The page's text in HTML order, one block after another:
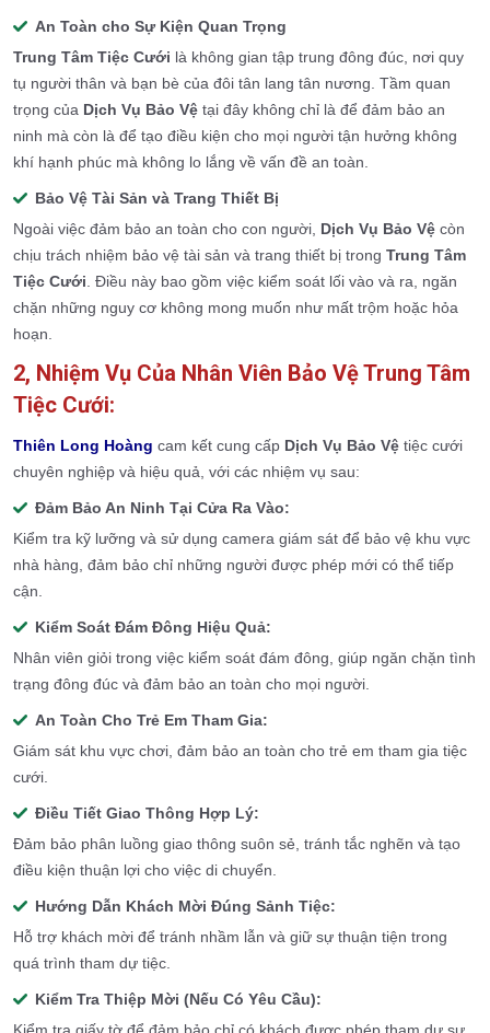
An Toàn cho Sự Kiện Quan Trọng
Trung Tâm Tiệc Cưới là không gian tập trung đông đúc, nơi quy
tụ người thân và bạn bè của đôi tân lang tân nương. Tầm quan
trọng của Dịch Vụ Bảo Vệ tại đây không chỉ là để đảm bảo an
ninh mà còn là để tạo điều kiện cho mọi người tận hưởng không
khí hạnh phúc mà không lo lắng về vấn đề an toàn.
Bảo Vệ Tài Sản và Trang Thiết Bị
Ngoài việc đảm bảo an toàn cho con người, Dịch Vụ Bảo Vệ còn
chịu trách nhiệm bảo vệ tài sản và trang thiết bị trong Trung Tâm
Tiệc Cưới . Điều này bao gồm việc kiểm soát lối vào và ra, ngăn
chặn những nguy cơ không mong muốn như mất trộm hoặc hỏa
hoạn.
2, Nhiệm Vụ Của Nhân Viên Bảo Vệ Trung Tâm
Tiệc Cưới:
Thiên Long Hoàng cam kết cung cấp Dịch Vụ Bảo Vệ tiệc cưới
chuyên nghiệp và hiệu quả, với các nhiệm vụ sau:
Đảm Bảo An Ninh Tại Cửa Ra Vào:
Kiểm tra kỹ lưỡng và sử dụng camera giám sát để bảo vệ khu vực
nhà hàng, đảm bảo chỉ những người được phép mới có thể tiếp
cận.
Kiểm Soát Đám Đông Hiệu Quả:
Nhân viên giỏi trong việc kiểm soát đám đông, giúp ngăn chặn tình
trạng đông đúc và đảm bảo an toàn cho mọi người.
An Toàn Cho Trẻ Em Tham Gia:
Giám sát khu vực chơi, đảm bảo an toàn cho trẻ em tham gia tiệc
cưới.
Điều Tiết Giao Thông Hợp Lý:
Đảm bảo phân luồng giao thông suôn sẻ, tránh tắc nghẽn và tạo
điều kiện thuận lợi cho việc di chuyển.
Hướng Dẫn Khách Mời Đúng Sảnh Tiệc:
Hỗ trợ khách mời để tránh nhầm lẫn và giữ sự thuận tiện trong
quá trình tham dự tiệc.
Kiểm Tra Thiệp Mời (Nếu Có Yêu Cầu):